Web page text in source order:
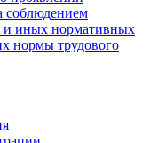
соблюдением
и иных нормативных
нормы трудового